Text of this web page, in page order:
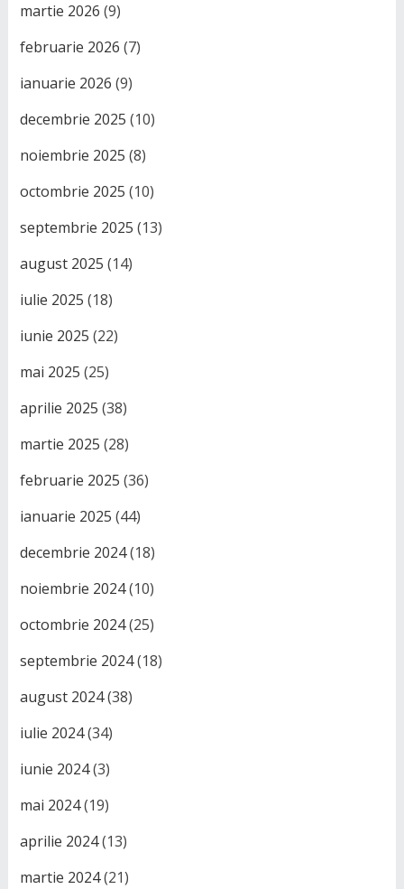
martie 2026 (9)
februarie 2026 (7)
ianuarie 2026 (9)
decembrie 2025 (10)
noiembrie 2025 (8)
octombrie 2025 (10)
septembrie 2025 (13)
august 2025 (14)
iulie 2025 (18)
iunie 2025 (22)
mai 2025 (25)
aprilie 2025 (38)
martie 2025 (28)
februarie 2025 (36)
ianuarie 2025 (44)
decembrie 2024(18)
noiembrie 2024(10)
octombrie 2024(25)
septembrie 2024(18)
august 2024(38)
iulie 2024(34)
iunie 2024(3)
mai 2024(19)
aprilie 2024(13)
martie 2024(21)